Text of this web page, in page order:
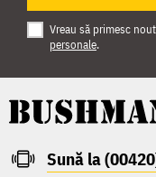
Vreau să primesc
personale.
Sună la